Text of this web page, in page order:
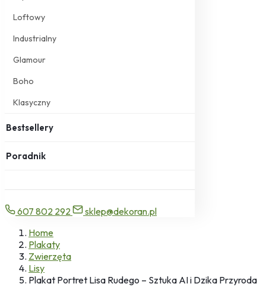
Loftowy
Industrialny
Glamour
Boho
Klasyczny
Bestsellery
Poradnik
607 802 292
sklep@dekoran.pl
Home
Plakaty
Zwierzęta
Lisy
Plakat Portret Lisa Rudego – Sztuka AI i Dzika Przyroda